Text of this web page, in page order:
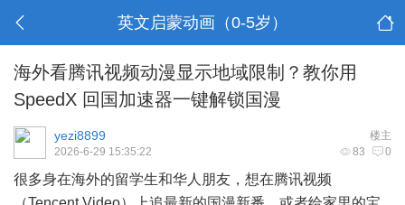
英文启蒙动画（0-5岁）
海外看腾讯视频动漫显示地域限制？教你用
SpeedX 回国加速器一键解锁国漫
楼主
yezi8899
83 0
2026-6-29 15:35:22
很多身在海外的留学生和华人朋友，想在腾讯视频